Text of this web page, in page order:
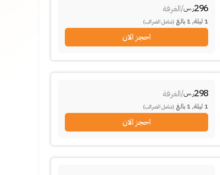
296ر.س/الغرفة
1 ليلة,
1 بالغ (شامل الضرائب)
احجز الان
298ر.س/الغرفة
1 ليلة,
1 بالغ (شامل الضرائب)
احجز الان